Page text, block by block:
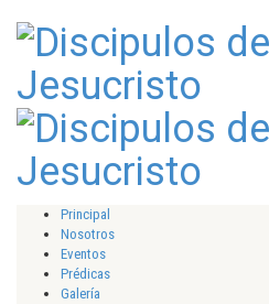
Principal
Nosotros
Eventos
Prédicas
Galería